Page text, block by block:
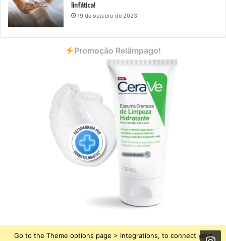
linfática!
19 de outubro de 2023
Promoção Relâmpago!
Go to the Theme options page > Integrations, to connect your